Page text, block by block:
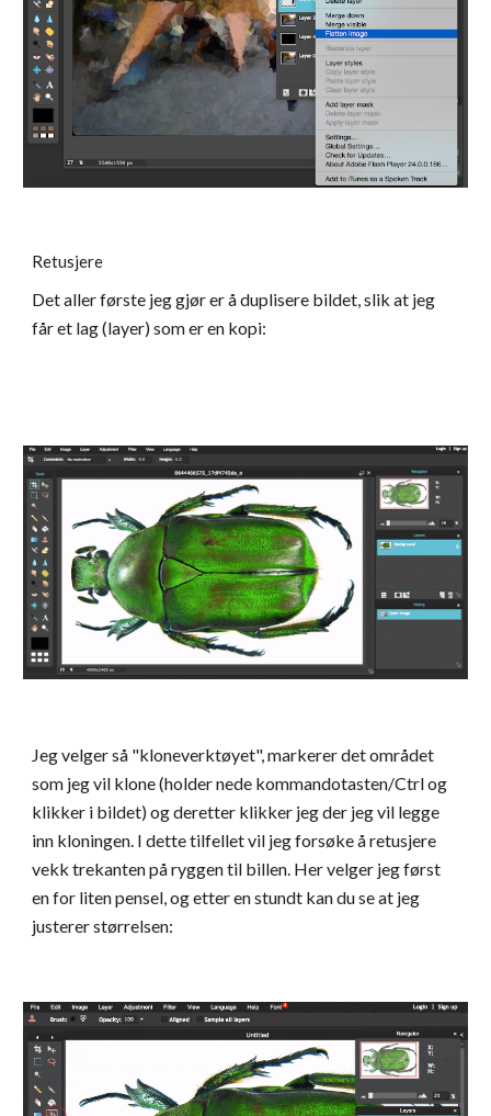
Retusjere
Det aller første jeg gjør er å duplisere bildet, slik at jeg
får et lag (layer) som er en kopi:
Jeg velger så "kloneverktøyet", markerer det området
som jeg vil klone (holder nede kommandotasten/Ctrl og
klikker i bildet) og deretter klikker jeg der jeg vil legge
inn kloningen. I dette tilfellet vil jeg forsøke å retusjere
vekk trekanten på ryggen til billen. Her velger jeg først
en for liten pensel, og etter en stundt kan du se at jeg
justerer størrelsen: